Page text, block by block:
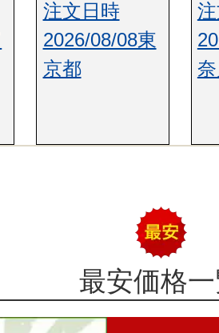
注文日時
2026/08/08東
京都
最安価格